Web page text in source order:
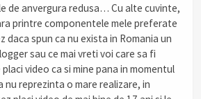
de anvergura redusa… Cu alte cuvinte,
printre componentele mele preferate
daca spun ca nu exista in Romania un
sau ce mai vreti voi care sa fi
video ca si mine pana in momentul
reprezinta o mare realizare, in